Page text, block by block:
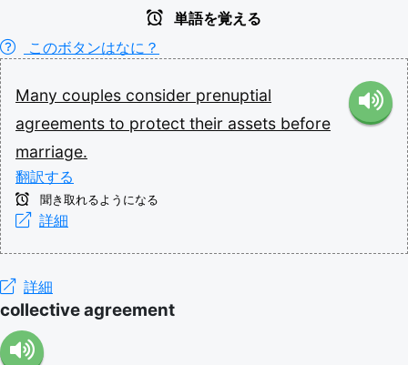
単語を覚える
このボタンはなに？
Many couples consider prenuptial
agreements to protect their assets before
marriage.
翻訳する
聞き取れるようになる
詳細
詳細
collective agreement